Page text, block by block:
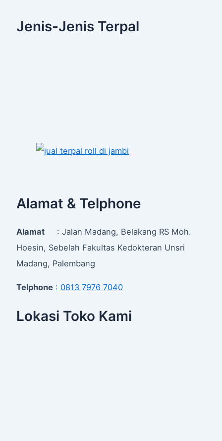
Jenis-Jenis Terpal
Alamat & Telphone
Alamat : Jalan Madang, Belakang RS Moh.
Hoesin, Sebelah Fakultas Kedokteran Unsri
Madang, Palembang
Telphone : 0813 7976 7040
Lokasi Toko Kami